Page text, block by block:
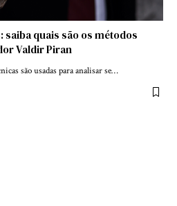
quais são os métodos
Valdir Piran
são usadas para analisar se…